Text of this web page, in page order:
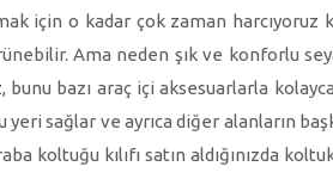
için o kadar çok zaman
Ama neden şık ve konforlu
bazı araç içi aksesuarlarla
sağlar ve ayrıca diğer alanların
koltuğu kılıfı satın aldığınızda